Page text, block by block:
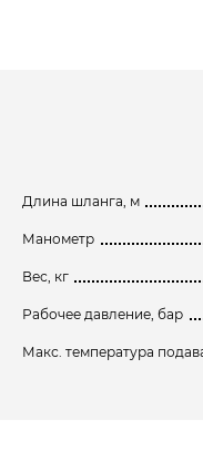
Длина шланга, м
Манометр
Вес, кг
Рабочее давление, бар
Макс. температура